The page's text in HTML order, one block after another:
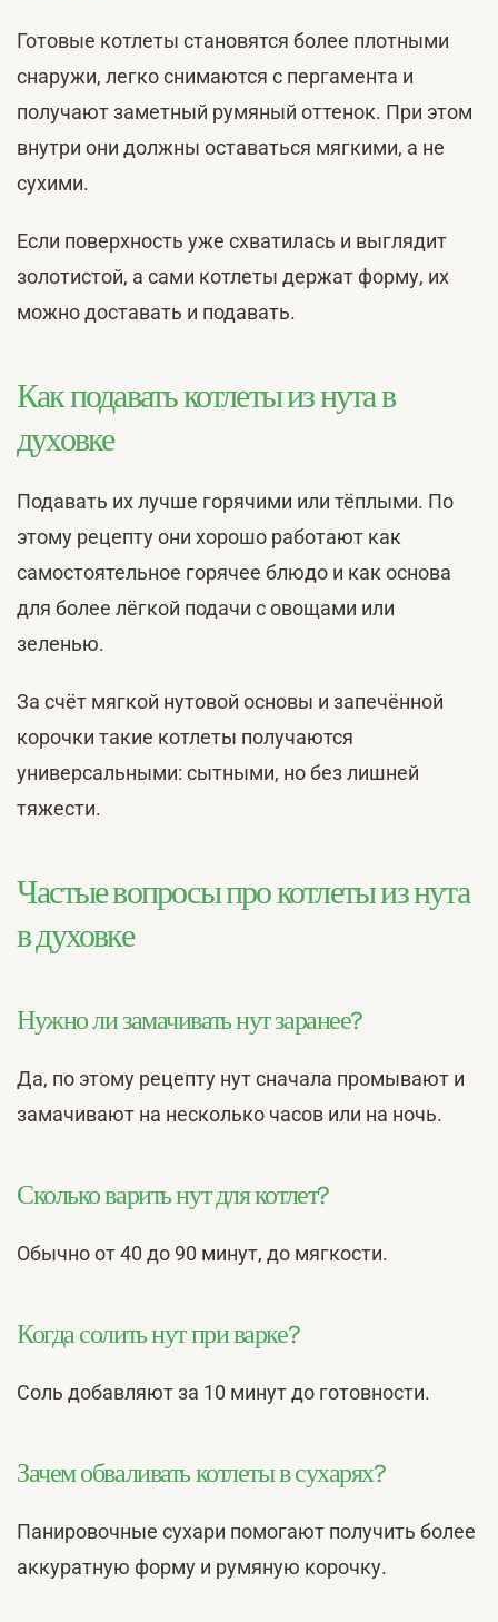
Готовые котлеты становятся более плотными
снаружи, легко снимаются с пергамента и
получают заметный румяный оттенок. При этом
внутри они должны оставаться мягкими, а не
сухими.
Если поверхность уже схватилась и выглядит
золотистой, а сами котлеты держат форму, их
можно доставать и подавать.
Как подавать котлеты из нута в
духовке
Подавать их лучше горячими или тёплыми. По
этому рецепту они хорошо работают как
самостоятельное горячее блюдо и как основа
для более лёгкой подачи с овощами или
зеленью.
За счёт мягкой нутовой основы и запечённой
корочки такие котлеты получаются
универсальными: сытными, но без лишней
тяжести.
Частые вопросы про котлеты из нута
в духовке
Нужно ли замачивать нут заранее?
Да, по этому рецепту нут сначала промывают и
замачивают на несколько часов или на ночь.
Сколько варить нут для котлет?
Обычно от 40 до 90 минут, до мягкости.
Когда солить нут при варке?
Соль добавляют за 10 минут до готовности.
Зачем обваливать котлеты в сухарях?
Панировочные сухари помогают получить более
аккуратную форму и румяную корочку.